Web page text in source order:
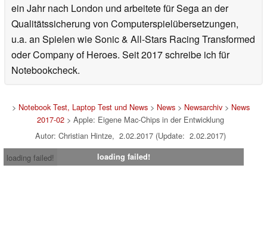
ein Jahr nach London und arbeitete für Sega an der
Qualitätssicherung von Computerspielübersetzungen,
u.a. an Spielen wie Sonic & All-Stars Racing Transformed
oder Company of Heroes. Seit 2017 schreibe ich für
Notebookcheck.
> Notebook Test, Laptop Test und News> News> Newsarchiv> News
2017-02 > Apple: Eigene Mac-Chips in der Entwicklung
Autor: Christian Hintze, 2.02.2017 (Update: 2.02.2017)
loading failed!
loading failed!